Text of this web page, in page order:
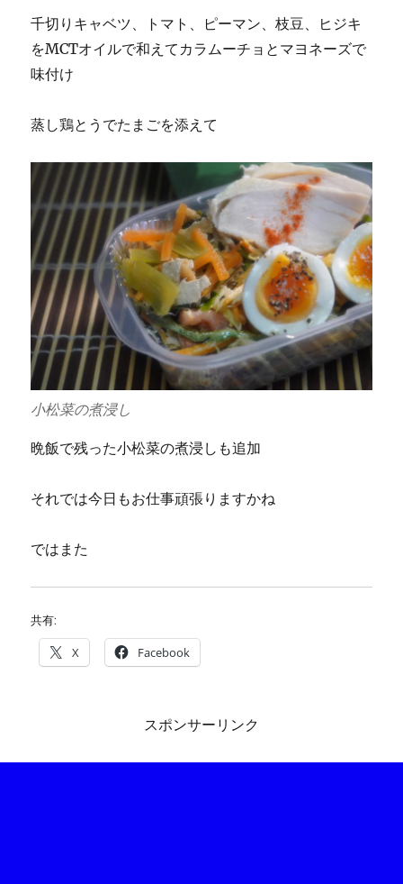
千切りキャベツ、トマト、ピーマン、枝豆、ヒジキ
をMCTオイルで和えてカラムーチョとマヨネーズで
味付け
蒸し鶏とうでたまごを添えて
小松菜の煮浸し
晩飯で残った小松菜の煮浸しも追加
それでは今日もお仕事頑張りますかね
ではまた
共有:
X Facebook
スポンサーリンク